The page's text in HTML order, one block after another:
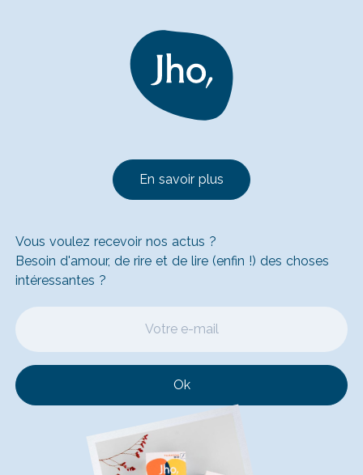
En savoir plus
Vous voulez recevoir nos actus ?
Besoin d'amour, de rire et de lire (enfin !) des choses
intéressantes ?
Ok